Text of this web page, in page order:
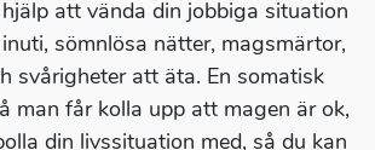
att vända din jobbiga situation
sömnlösa nätter, magsmärtor,
svårigheter att äta. En somatisk
man får kolla upp att magen är ok,
din livssituation med, så du kan